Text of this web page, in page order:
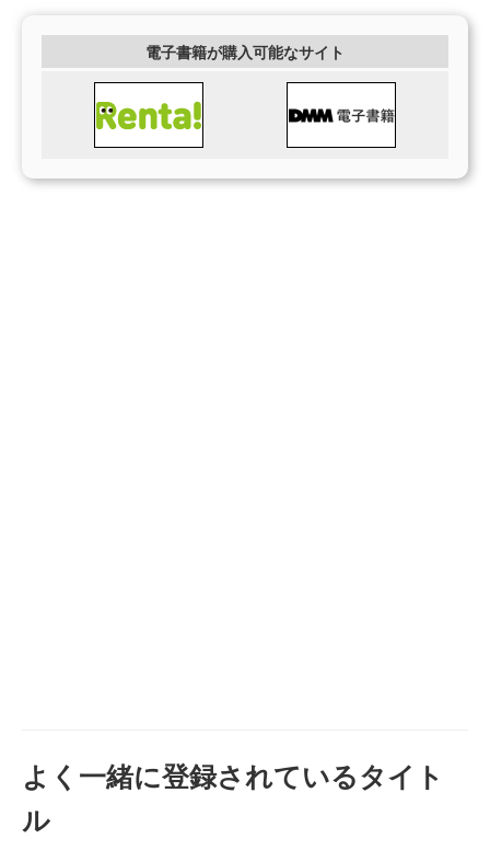
電子書籍が購入可能なサイト
よく一緒に登録されているタイト
ル